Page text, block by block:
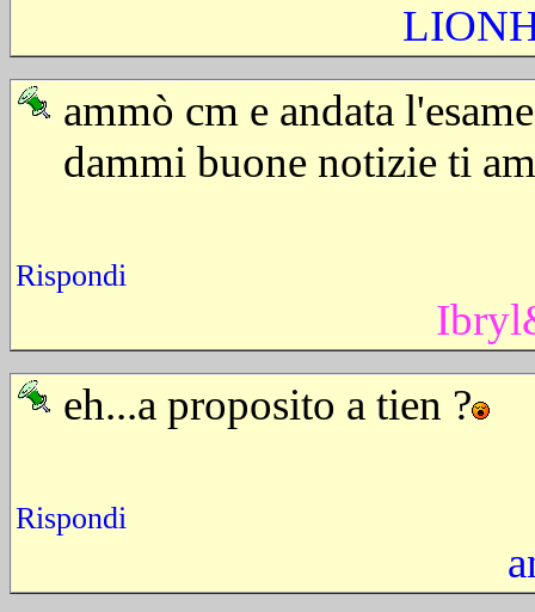
ammò cm e andata
dammi buone notizie ti
Rispondi
eh...a proposito a tien ?
Rispondi